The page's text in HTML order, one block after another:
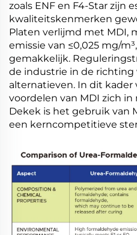
zoals ENF en F4-Star zijn
kwaliteitskenmerken
Platen verlijmd met MDI,
emissie van ≤0,025 mg/
gemakkelijk.
de industrie in de richting
alternatieven. In dit
voordelen van MDI zich
Dekek is het gebruik van
een kerncompetitieve